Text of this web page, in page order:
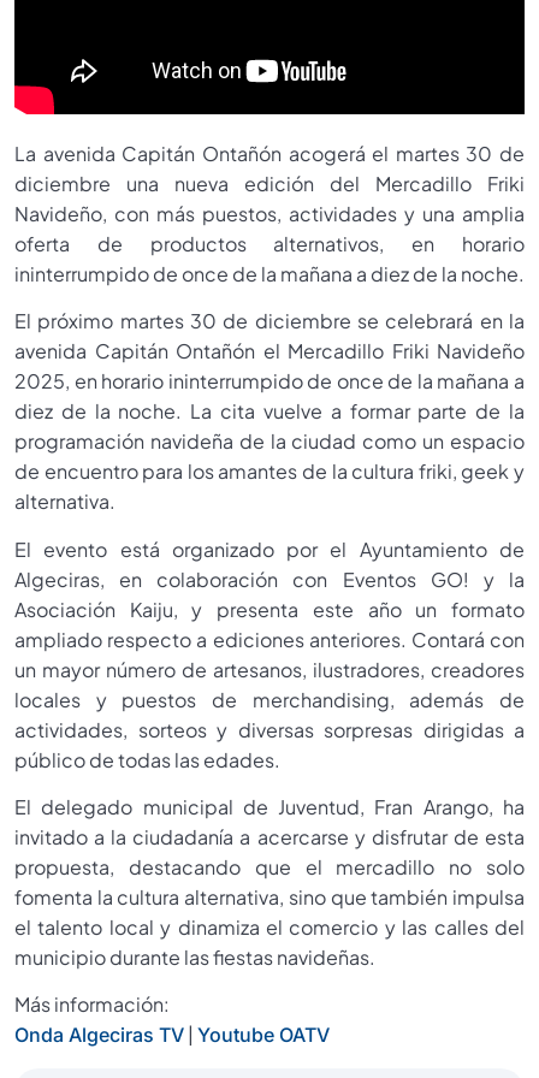
La avenida Capitán Ontañón acogerá el martes 30 de
diciembre una nueva edición del Mercadillo Friki
Navideño, con más puestos, actividades y una amplia
oferta de productos alternativos, en horario
ininterrumpido de once de la mañana a diez de la noche.
El próximo martes 30 de diciembre se celebrará en la
avenida Capitán Ontañón el Mercadillo Friki Navideño
2025, en horario ininterrumpido de once de la mañana a
diez de la noche. La cita vuelve a formar parte de la
programación navideña de la ciudad como un espacio
de encuentro para los amantes de la cultura friki, geek y
alternativa.
El evento está organizado por el Ayuntamiento de
Algeciras, en colaboración con Eventos GO! y la
Asociación Kaiju, y presenta este año un formato
ampliado respecto a ediciones anteriores. Contará con
un mayor número de artesanos, ilustradores, creadores
locales y puestos de merchandising, además de
actividades, sorteos y diversas sorpresas dirigidas a
público de todas las edades.
El delegado municipal de Juventud, Fran Arango, ha
invitado a la ciudadanía a acercarse y disfrutar de esta
propuesta, destacando que el mercadillo no solo
fomenta la cultura alternativa, sino que también impulsa
el talento local y dinamiza el comercio y las calles del
municipio durante las fiestas navideñas.
Más información:
Onda Algeciras TV | Youtube OATV